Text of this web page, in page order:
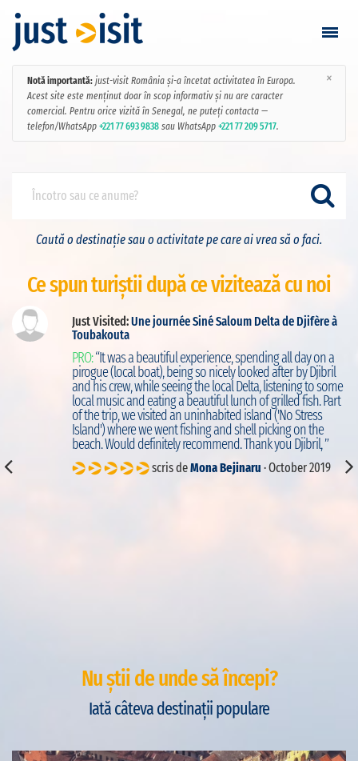
×
Notă importantă: just-visit România și-a încetat activitatea în Europa.
Acest site este menținut doar în scop informativ și nu are caracter
comercial. Pentru orice vizită în Senegal, ne puteți contacta —
telefon/WhatsApp +221 77 693 9838 sau WhatsApp +221 77 209 5717.
Caută o destinație sau o activitate pe care ai vrea să o faci.
Ce spun turiștii după ce vizitează cu noi
Just Visited:Une journée Siné Saloum Delta de Djifère à
Toubakouta
PRO:“It was a beautiful experience, spending all day on a
pirogue (local boat), being so nicely looked after by Djibril
and his crew, while seeing the local Delta, listening to some
local music and eating a beautiful lunch of grilled fish. Part
of the trip, we visited an uninhabited island ('No Stress
Island') where we went fishing and shell picking on the
beach. Would definitely recommend. Thank you Djibril, ”
scris deMona Bejinaru · October 2019
Nu știi de unde să începi?
Iată câteva destinații populare
Vizitează
Găsește vizită
Login / Înregistrare
Favorite
Română
RON